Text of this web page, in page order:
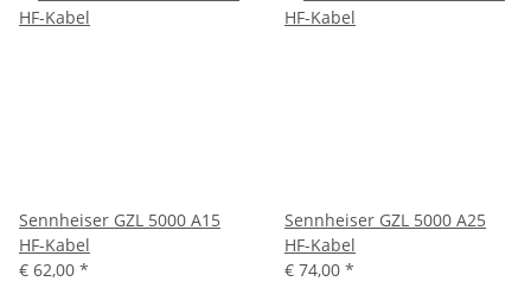
Sennheiser GZL 5000 A15
HF-Kabel
€ 62,00 *
Sennheiser GZL 5000 A25
HF-Kabel
€ 74,00 *